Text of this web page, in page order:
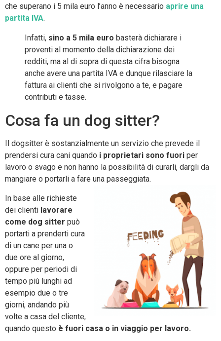
che superano i 5 mila euro l’anno è necessario aprire una
partita IVA.
Infatti, sino a 5 mila euro basterà dichiarare i
proventi al momento della dichiarazione dei
redditi, ma al di sopra di questa cifra bisogna
anche avere una partita IVA e dunque rilasciare la
fattura ai clienti che si rivolgono a te, e pagare
contributi e tasse.
Cosa fa un dog sitter?
Il dogsitter è sostanzialmente un servizio che prevede il
prendersi cura cani quando i proprietari sono fuori per
lavoro o svago e non hanno la possibilità di curarli, dargli da
mangiare o portarli a fare una passeggiata.
In base alle richieste
dei clienti lavorare
come dog sitter può
portarti a prenderti cura
di un cane per una o
due ore al giorno,
oppure per periodi di
tempo più lunghi ad
esempio due o tre
giorni, andando più
volte a casa del cliente,
quando questo è fuori casa o in viaggio per lavoro.